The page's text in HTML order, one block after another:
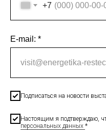
+7
E-mail: *
visit@energetika-
Подписаться на новости
Настоящим я подтверждаю,
персональных данных *